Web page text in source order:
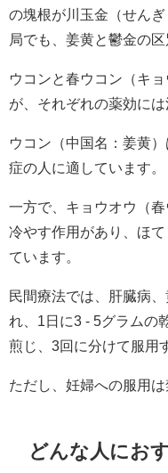
の塊根が川玉金（せん
局でも、姜黄と鬱金の
ウコンと春ウコン（キ
が、それぞれの薬効に
ウコン（中国名：姜黄
症の人に適しています。
一方で、キョウオウ（
冷やす作用があり、ほ
ています。
民間療法では、肝臓病
れ、1日に3 - 5グラムの
煎じ、3回に分けて服用
ただし、妊婦への服用は
どんな人にお